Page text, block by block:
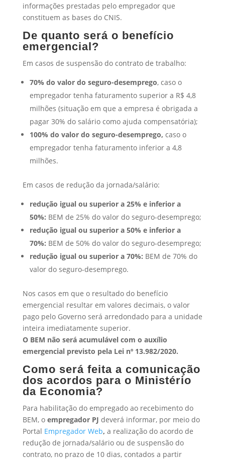
informações prestadas pelo empregador que
constituem as bases do CNIS.
De quanto será o benefício
emergencial?
Em casos de suspensão do contrato de trabalho:
70% do valor do seguro-desemprego, caso o
empregador tenha faturamento superior a R$ 4,8
milhões (situação em que a empresa é obrigada a
pagar 30% do salário como ajuda compensatória);
100% do valor do seguro-desemprego, caso o
empregador tenha faturamento inferior a 4,8
milhões.
Em casos de redução da jornada/salário:
redução igual ou superior a 25% e inferior a
50%: BEM de 25% do valor do seguro-desemprego;
redução igual ou superior a 50% e inferior a
70%: BEM de 50% do valor do seguro-desemprego;
redução igual ou superior a 70%: BEM de 70% do
valor do seguro-desemprego.
Nos casos em que o resultado do benefício
emergencial resultar em valores decimais, o valor
pago pelo Governo será arredondado para a unidade
inteira imediatamente superior.
O BEM não será acumulável com o auxílio
emergencial previsto pela Lei nº 13.982/2020.
Como será feita a comunicação
dos acordos para o Ministério
da Economia?
Para habilitação do empregado ao recebimento do
BEM, o empregador PJ deverá informar, por meio do
Portal Empregador Web, a realização do acordo de
redução de jornada/salário ou de suspensão do
contrato, no prazo de 10 dias, contados a partir